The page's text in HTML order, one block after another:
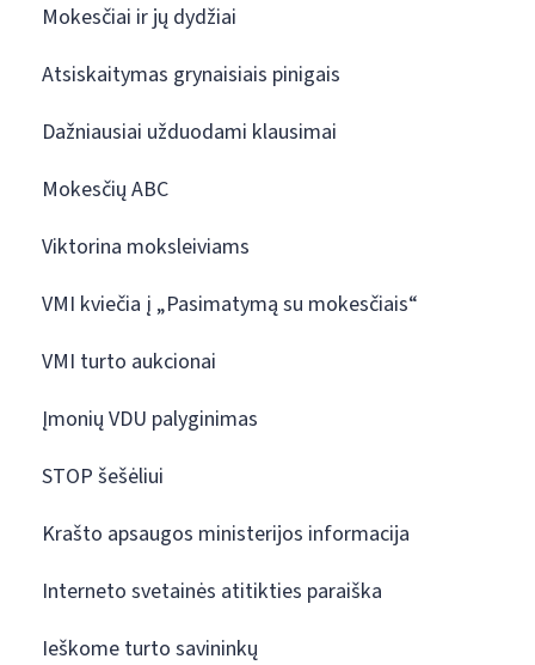
Mokesčiai ir jų dydžiai
Atsiskaitymas grynaisiais pinigais
Dažniausiai užduodami klausimai
Mokesčių ABC
Viktorina moksleiviams
VMI kviečia į „Pasimatymą su mokesčiais“
VMI turto aukcionai
Įmonių VDU palyginimas
STOP šešėliui
Krašto apsaugos ministerijos informacija
Interneto svetainės atitikties paraiška
Ieškome turto savininkų